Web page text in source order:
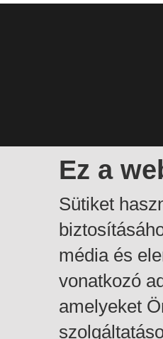
Ez a
Sütiket
média és
vonatkozó
amelyeket